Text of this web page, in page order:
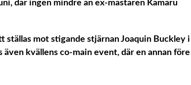
där ingen mindre än ex-mästaren Kamaru
mot stigande stjärnan Joaquin Buckley i
kvällens co-main event, där en annan före